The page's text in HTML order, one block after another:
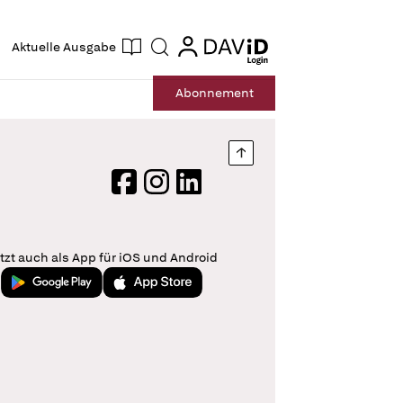
Aktuelle Ausgabe Suche login
login
Abonnement
Nach oben springen
FacebookInstagram
LinkedIn
auch als App für iOS und Android
Jetzt bei Google PlayLaden im App Store